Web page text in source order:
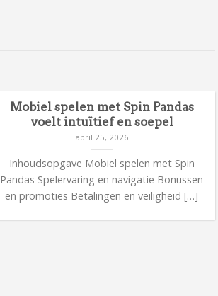
Mobiel spelen met Spin Pandas
voelt intuïtief en soepel
abril 25, 2026
Inhoudsopgave Mobiel spelen met Spin
Pandas Spelervaring en navigatie Bonussen
en promoties Betalingen en veiligheid […]